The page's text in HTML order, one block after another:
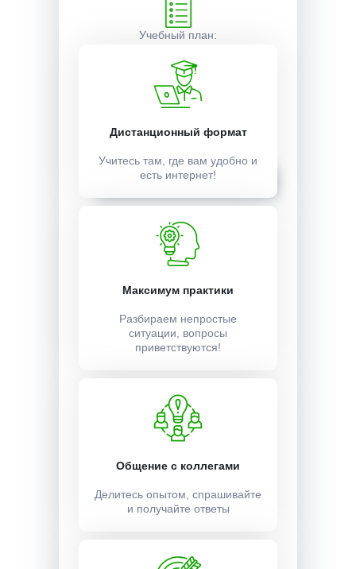
Учебный план:
12000 ₽
Записаться
Дистанционный формат
Учитесь там, где вам удобно и
есть интернет!
Максимум практики
Разбираем непростые
ситуации, вопросы
приветствуются!
Общение с коллегами
Делитесь опытом, спрашивайте
и получайте ответы